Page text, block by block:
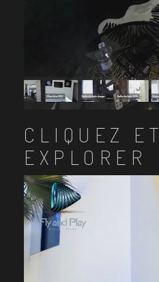
CLIQUEZ ET
EXPLORER